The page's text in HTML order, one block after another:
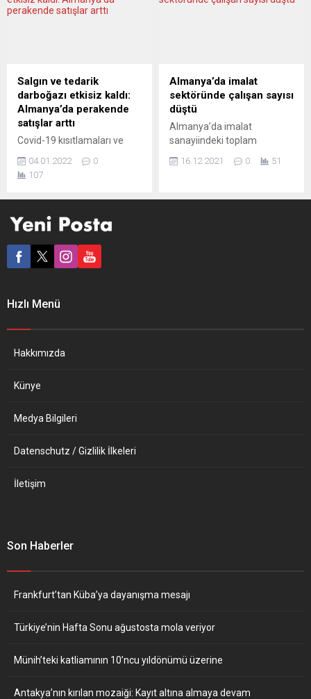
yüksek seviyesine ulaştı.
göre, Kasım 2021’de yüzde
5,2 olan yıllık enflasyon,...
İstatistik Dairesi (Destatis),
siparişler, kasımda bir önceki
aya kıyasla yüzde 3,7 arttı.
Söz konusu artış, ekimdeki
yüzde...
Salgın ve tedarik
darboğazı etkisiz kaldı:
Almanya’da perakende
satışlar arttı
Covid-19 kısıtlamaları ve
tedarik darboğazlarına
rağmen 2021’de reel
perakende satışların bir
(ortalama yüzde 0,9)
Bu, Almanya’daki
perakende satışlarda art
Federal İstatistik Ofisi
tedarik darboğazlarına...
04.01.2022
0
107
Almanya’da imalat
sektöründe çalışan sayısı
düştü
Almanya’da imalat
sanayiindeki toplam
istihdam, ekimde geçen yılın
aynı dönemine göre 30 bin
16.12.2021 0 51
Hızlı Menü
Hakkımızda
Künye
Medya Bilgileri
Datenschutz / Gizlilik İlkeleri
İletişim
Son Haberler
Frankfurt’tan Küba’ya dayanışma mesajı
Türkiye’nin Hafta Sonu ağustosta mola veriyor
Münih’teki katliamının 10’ncu yıldönümü üzerine
Antakya’nın kırılan mozaiği: Kayıt altına almaya devam